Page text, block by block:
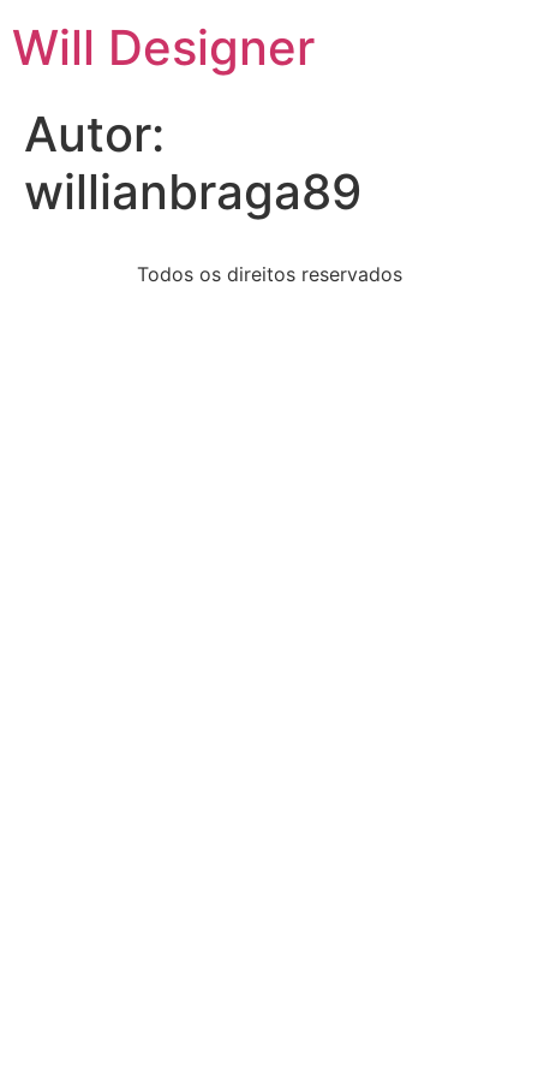
Will Designer
Autor:
willianbraga89
Todos os direitos reservados